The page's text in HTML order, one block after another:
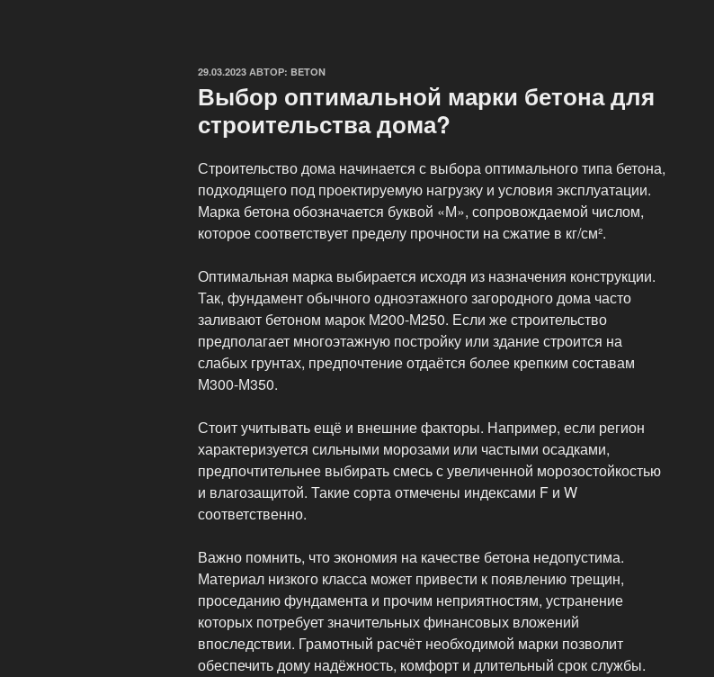
ОПУБЛИКОВАНО
29.03.2023 АВТОР: BETON
Выбор оптимальной марки бетона для
строительства дома?
Строительство дома начинается с выбора оптимального типа бетона,
подходящего под проектируемую нагрузку и условия эксплуатации.
Марка бетона обозначается буквой «М», сопровождаемой числом,
которое соответствует пределу прочности на сжатие в кг/см².
Оптимальная марка выбирается исходя из назначения конструкции.
Так, фундамент обычного одноэтажного загородного дома часто
заливают бетоном марок М200-М250. Если же строительство
предполагает многоэтажную постройку или здание строится на
слабых грунтах, предпочтение отдаётся более крепким составам
М300-М350.
Стоит учитывать ещё и внешние факторы. Например, если регион
характеризуется сильными морозами или частыми осадками,
предпочтительнее выбирать смесь с увеличенной морозостойкостью
и влагозащитой. Такие сорта отмечены индексами F и W
соответственно.
Важно помнить, что экономия на качестве бетона недопустима.
Материал низкого класса может привести к появлению трещин,
проседанию фундамента и прочим неприятностям, устранение
которых потребует значительных финансовых вложений
впоследствии. Грамотный расчёт необходимой марки позволит
обеспечить дому надёжность, комфорт и длительный срок службы.